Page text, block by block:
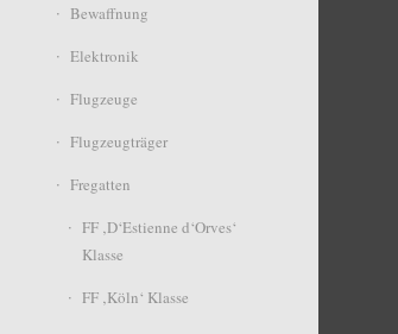
Bewaffnung
Elektronik
Flugzeuge
Flugzeugträger
Fregatten
FF ‚D‘Estienne d‘Orves‘
Klasse
FF ‚Köln‘ Klasse